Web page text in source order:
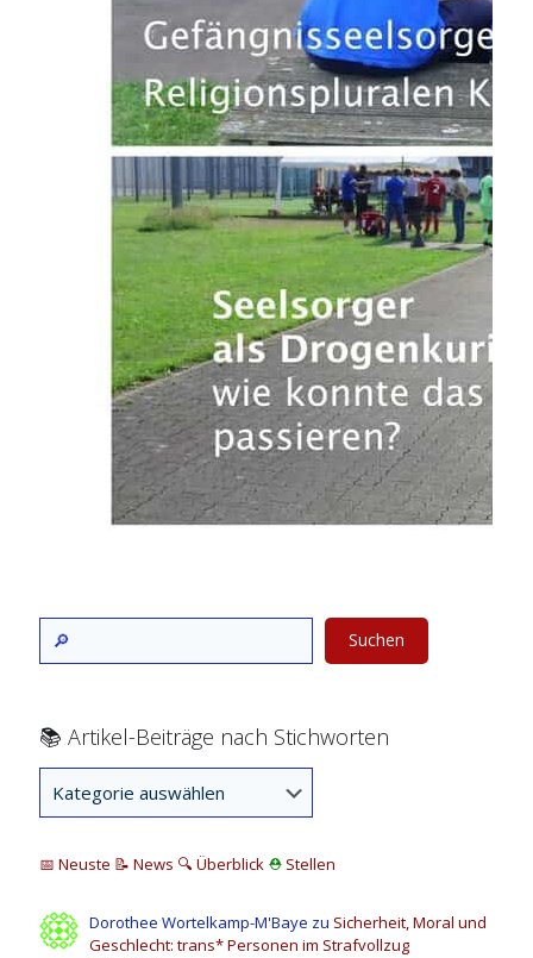
Suchen
📚 Artikel-Beiträge nach Stichworten
📅 Neuste 📝 News 🔍 Überblick ⛑ Stellen
Dorothee Wortelkamp-M'Baye zu Sicherheit, Moral und
Geschlecht: trans* Personen im Strafvollzug